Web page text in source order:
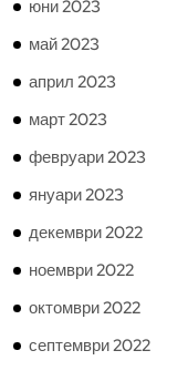
юни 2023
май 2023
април 2023
март 2023
февруари 2023
януари 2023
декември 2022
ноември 2022
октомври 2022
септември 2022